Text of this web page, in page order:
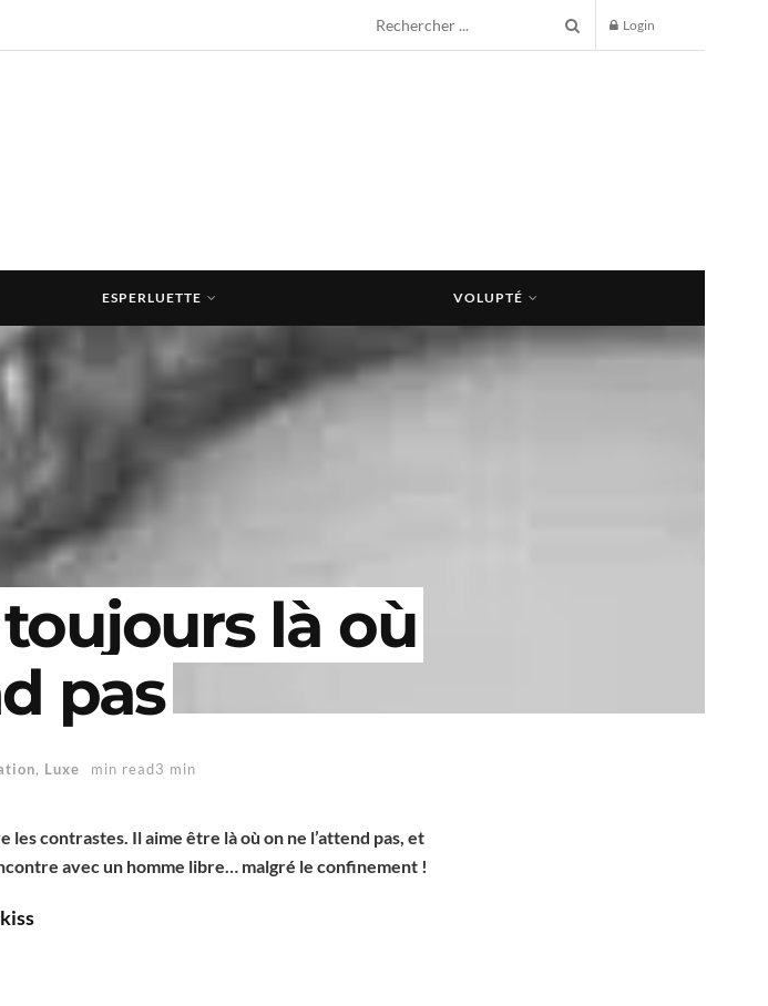
Login
ESPERLUETTE VOLUPTÉ
là où
pas
, Luxe min read3 min
les contrastes. Il aime être là où on ne l’attend pas, et
avec un homme libre… malgré le confinement !